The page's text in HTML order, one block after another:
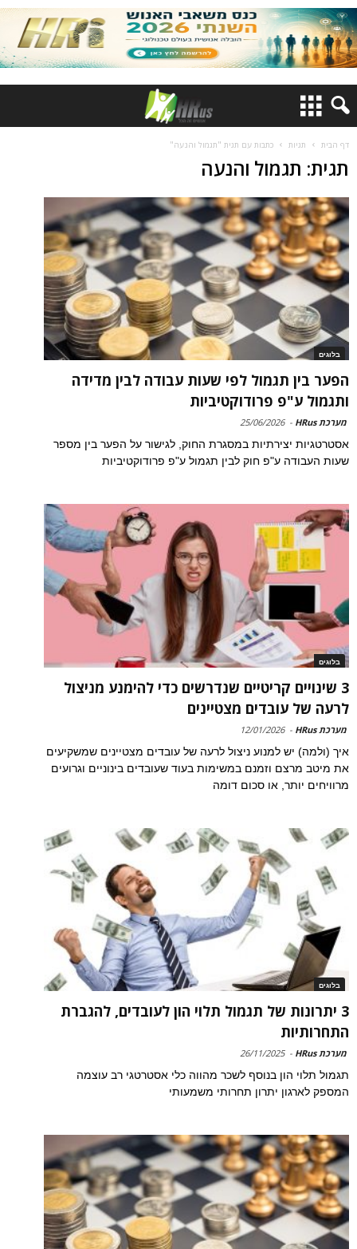
דף הבית תגיות כתבות עם תגית "תגמול והנעה"
תגית: תגמול והנעה
בלוגים
הפער בין תגמול לפי שעות עבודה לבין מדידה
ותגמול ע"פ פרודוקטיביות
מערכת HRus -
25/06/2026
אסטרטגיות יצירתיות במסגרת החוק, לגישור על הפער בין מספר
שעות העבודה ע"פ חוק לבין תגמול ע"פ פרודוקטיביות
בלוגים
3 שינויים קריטיים שנדרשים כדי להימנע מניצול
לרעה של עובדים מצטיינים
מערכת HRus -
12/01/2026
איך (ולמה) יש למנוע ניצול לרעה של עובדים מצטיינים שמשקיעים
את מיטב מרצם וזמנם במשימות בעוד שעובדים בינוניים וגרועים
מרוויחים יותר, או סכום דומה
בלוגים
3 יתרונות של תגמול תלוי הון לעובדים, להגברת
התחרותיות
מערכת HRus -
26/11/2025
תגמול תלוי הון בנוסף לשכר מהווה כלי אסטרטגי רב עוצמה
המספק לארגון יתרון תחרותי משמעותי